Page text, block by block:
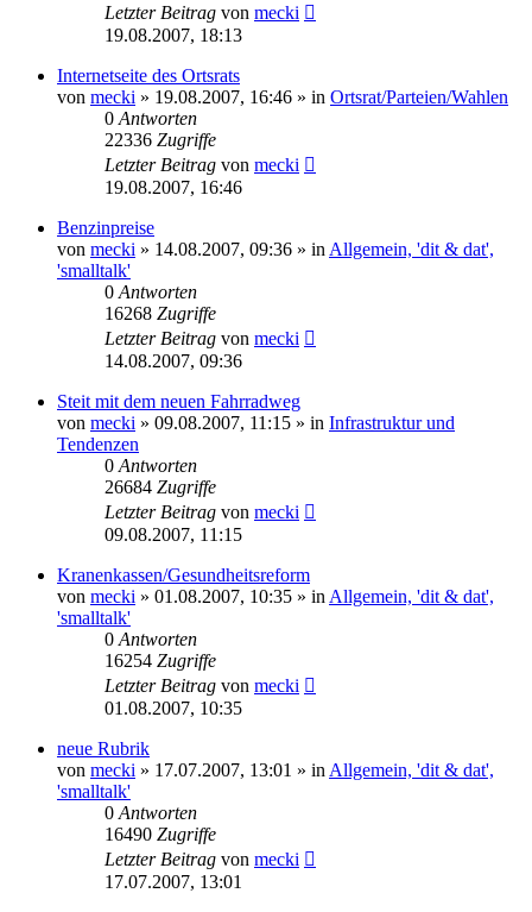
Letzter Beitrag von mecki
19.08.2007, 18:13
Internetseite des Ortsrats
von mecki » 19.08.2007, 16:46 » in Ortsrat/Parteien/Wahlen
0 Antworten
22336 Zugriffe
Letzter Beitrag von mecki
19.08.2007, 16:46
Benzinpreise
von mecki » 14.08.2007, 09:36 » in Allgemein, 'dit & dat',
'smalltalk'
0 Antworten
16268 Zugriffe
Letzter Beitrag von mecki
14.08.2007, 09:36
Steit mit dem neuen Fahrradweg
von mecki » 09.08.2007, 11:15 » in Infrastruktur und
Tendenzen
0 Antworten
26684 Zugriffe
Letzter Beitrag von mecki
09.08.2007, 11:15
Kranenkassen/Gesundheitsreform
von mecki » 01.08.2007, 10:35 » in Allgemein, 'dit & dat',
'smalltalk'
0 Antworten
16254 Zugriffe
Letzter Beitrag von mecki
01.08.2007, 10:35
neue Rubrik
von mecki » 17.07.2007, 13:01 » in Allgemein, 'dit & dat',
'smalltalk'
0 Antworten
16490 Zugriffe
Letzter Beitrag von mecki
17.07.2007, 13:01